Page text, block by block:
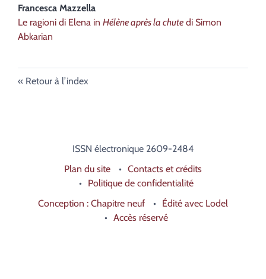
Francesca Mazzella
Le ragioni di Elena in Hélène après la chute di Simon
Abkarian
Retour à l’index
ISSN électronique 2609-2484
Plan du site
Contacts et crédits
Politique de confidentialité
Conception : Chapitre neuf
Édité avec Lodel
Accès réservé